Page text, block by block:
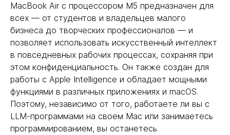
MacBook Air с процессором M5 предназначен для
всех — от студентов и владельцев малого
бизнеса до творческих профессионалов — и
позволяет использовать искусственный интеллект
в повседневных рабочих процессах, сохраняя при
этом конфиденциальность. Он также создан для
работы с Apple Intelligence и обладает мощными
функциями в различных приложениях и macOS.
Поэтому, независимо от того, работаете ли вы с
LLM-программами на своем Mac или занимаетесь
программированием, вы останетесь